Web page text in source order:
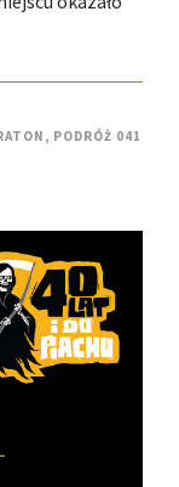
, PODRÓŻ 041